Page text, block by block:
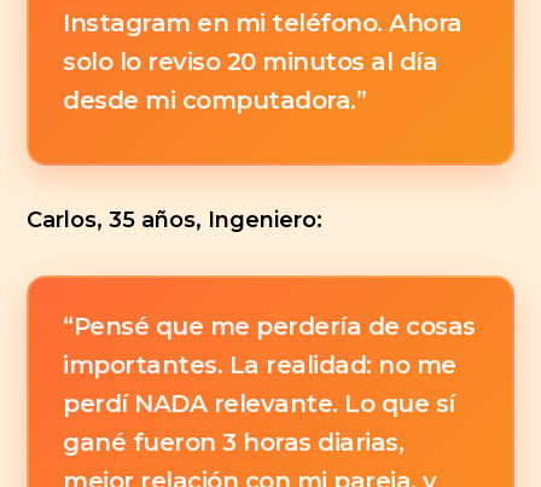
Instagram en mi teléfono. Ahora
solo lo reviso 20 minutos al día
desde mi computadora.”
Carlos, 35 años, Ingeniero:
“Pensé que me perdería de cosas
importantes. La realidad: no me
perdí NADA relevante. Lo que sí
gané fueron 3 horas diarias,
mejor relación con mi pareja, y